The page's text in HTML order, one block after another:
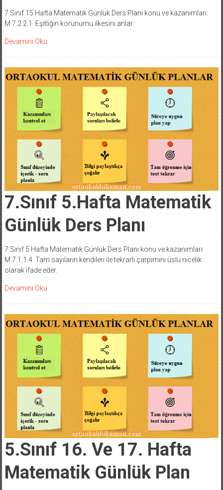
7.Sınıf 15.Hafta Matematik Günlük Ders Planı konu ve kazanımları:
M.7.2.2.1. Eşitliğin korunumu ilkesini anlar.
Devamını Oku
7.Sınıf 5.Hafta Matematik
Günlük Ders Planı
7.Sınıf 5.Hafta Matematik Günlük Ders Planı konu ve kazanımları:
M.7.1.1.4. Tam sayıların kendileri ile tekrarlı çarpımını üslü nicelik
olarak ifade eder.
Devamını Oku
5.Sınıf 16. Ve 17. Hafta
Matematik Günlük Plan